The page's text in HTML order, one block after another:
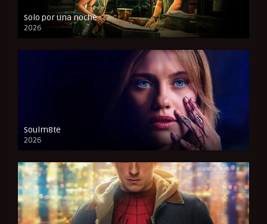
Solo por una noche
2026
CAM
Soulm8te
2026
FULL HD